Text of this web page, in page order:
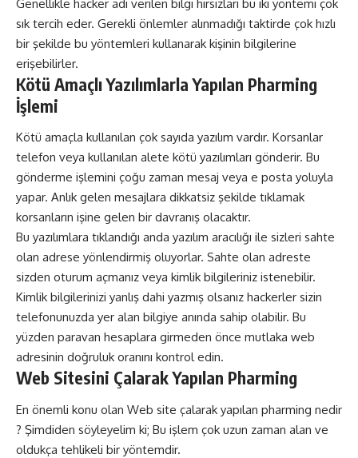
Genellikle hacker adı verilen bilgi hırsızları bu iki yöntemi çok
sık tercih eder. Gerekli önlemler alınmadığı taktirde çok hızlı
bir şekilde bu yöntemleri kullanarak kişinin bilgilerine
erişebilirler.
Kötü Amaçlı Yazılımlarla Yapılan Pharming
İşlemi
Kötü amaçla kullanılan çok sayıda yazılım vardır. Korsanlar
telefon veya kullanılan alete kötü yazılımları gönderir. Bu
gönderme işlemini çoğu zaman mesaj veya e posta yoluyla
yapar. Anlık gelen mesajlara dikkatsiz şekilde tıklamak
korsanların işine gelen bir davranış olacaktır.
Bu yazılımlara tıklandığı anda yazılım aracılığı ile sizleri sahte
olan adrese yönlendirmiş oluyorlar. Sahte olan adreste
sizden oturum açmanız veya kimlik bilgileriniz istenebilir.
Kimlik bilgilerinizi yanlış dahi yazmış olsanız hackerler sizin
telefonunuzda yer alan bilgiye anında sahip olabilir. Bu
yüzden paravan hesaplara girmeden önce mutlaka web
adresinin doğruluk oranını kontrol edin.
Web Sitesini Çalarak Yapılan Pharming
En önemli konu olan Web site çalarak yapılan pharming nedir
? Şimdiden söyleyelim ki; Bu işlem çok uzun zaman alan ve
oldukça tehlikeli bir yöntemdir.